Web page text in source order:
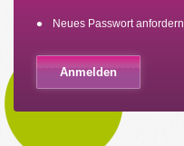
Neues Passwort anfordern